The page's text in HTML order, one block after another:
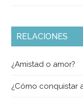
RELACIONES
¿Amistad o amor?
¿Cómo conquistar